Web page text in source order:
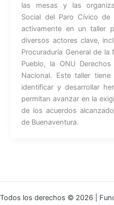
las mesas y las
Social del Paro Cívico de
activamente en un taller
diversos actores clave,
Procuraduría General de
Pueblo, la ONU
Nacional. Este taller
identificar y desarrollar
permitan avanzar en la
de los acuerdos
de Buenaventura.
Todos los derechos © 2026 |